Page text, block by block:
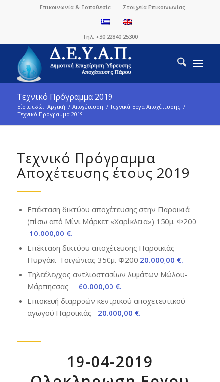
Επικοινωνία & Τοποθεσία Στοιχεία Επικοινωνίας
Τηλ. +30 22840 25300
Τεχνικό Πρόγραμμα 2019
Είστε εδώ: Αρχική / Αποχέτευση / Τεχνικά Έργα Αποχέτευσης /
Τεχνικό Πρόγραμμα 2019
Τεχνικό Πρόγραμμα
Αποχέτευσης έτους 2019
Επέκταση δικτύου αποχέτευσης στην Παροικιά
(πίσω από Μίνι Μάρκετ «Χαρίκλεια») 150μ. Φ200
10.000,00 €.
Επέκταση δικτύου αποχέτευσης Παροικιάς
Πυργάκι-Τσιγώνιας 350μ. Φ200 20.000,00 €.
Τηλεέλεγχος αντλιοστασίων λυμάτων Μώλου-
Μάρπησσας 60.000,00 €.
Επισκευή διαρροών κεντρικού αποχετευτικού
αγωγού Παροικιάς 20.000,00 €.
19-04-2019